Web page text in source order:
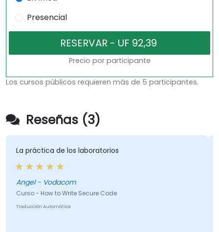
Presencial
Precio por participante
Los cursos públicos requieren más de 5 participantes.
Reseñas (3)
La práctica de los laboratorios
Angel - Vodacom
Curso - How to Write Secure Code
Traducción Automática